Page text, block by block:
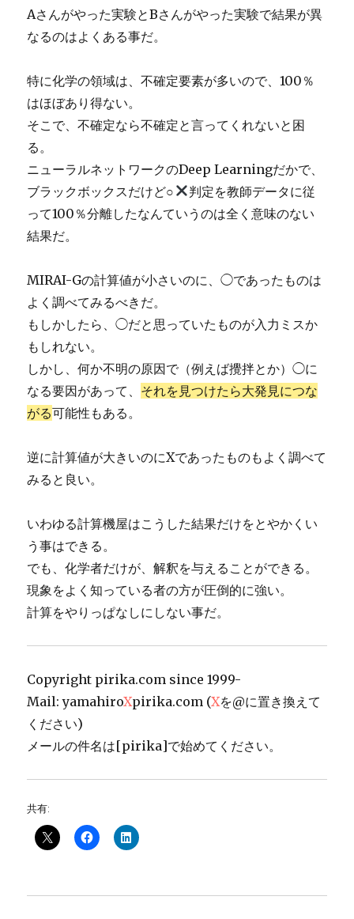
Aさんがやった実験とBさんがやった実験で結果が異
なるのはよくある事だ。
特に化学の領域は、不確定要素が多いので、100％
はほぼあり得ない。
そこで、不確定なら不確定と言ってくれないと困
る。
ニューラルネットワークのDeep Learningだかで、
ブラックボックスだけど○
判定を教師データに従
って100％分離したなんていうのは全く意味のない
結果だ。
MIRAI-Gの計算値が小さいのに、◯であったものは
よく調べてみるべきだ。
もしかしたら、◯だと思っていたものが入力ミスか
もしれない。
しかし、何か不明の原因で（例えば攪拌とか）◯に
なる要因があって、 それを見つけたら大発見につな
がる可能性もある。
逆に計算値が大きいのにXであったものもよく調べて
みると良い。
いわゆる計算機屋はこうした結果だけをとやかくい
う事はできる。
でも、化学者だけが、解釈を与えることができる。
現象をよく知っている者の方が圧倒的に強い。
計算をやりっぱなしにしない事だ。
Copyright pirika.com since 1999-
Mail: yamahiroXpirika.com (Xを@に置き換えて
ください)
メールの件名は[pirika]で始めてください。
共有: